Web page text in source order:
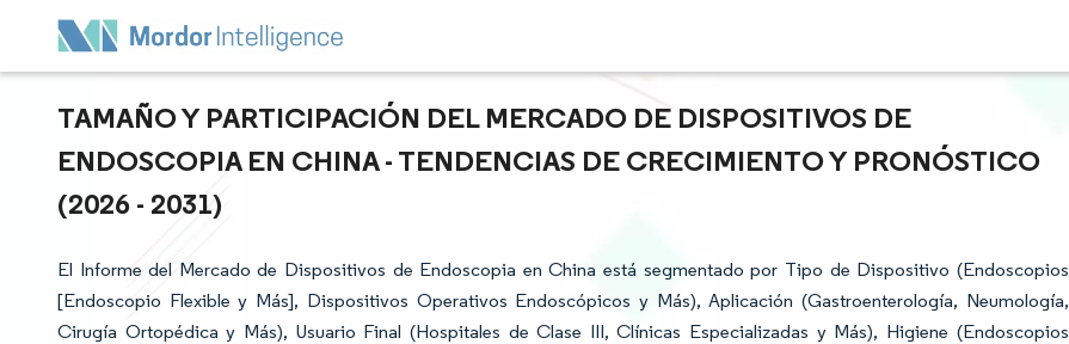
TAMAÑO Y PARTICIPACIÓN DEL MERCADO DE DISPOSITIVOS DE
ENDOSCOPIA EN CHINA - TENDENCIAS DE CRECIMIENTO Y PRONÓSTICO
(2026 - 2031)
El Informe del Mercado de Dispositivos de Endoscopia en China está segmentado por Tipo de Dispositivo (Endoscopios
[Endoscopio Flexible y Más], Dispositivos Operativos Endoscópicos y Más), Aplicación (Gastroenterología, Neumología,
Cirugía Ortopédica y Más), Usuario Final (Hospitales de Clase III, Clínicas Especializadas y Más), Higiene (Endoscopios